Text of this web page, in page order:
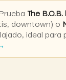
Prueba The
downtown) o
ideal para